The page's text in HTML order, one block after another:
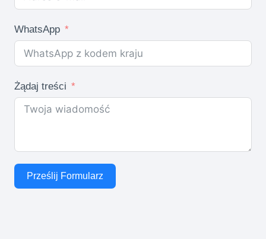
WhatsApp
Żądaj treści
Prześlij Formularz